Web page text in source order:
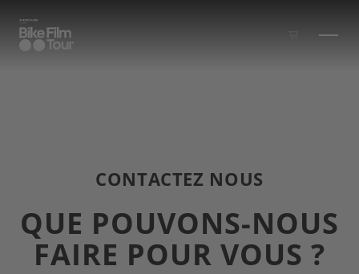
CONTACTEZ NOUS
QUE POUVONS-NOUS
FAIRE POUR VOUS ?